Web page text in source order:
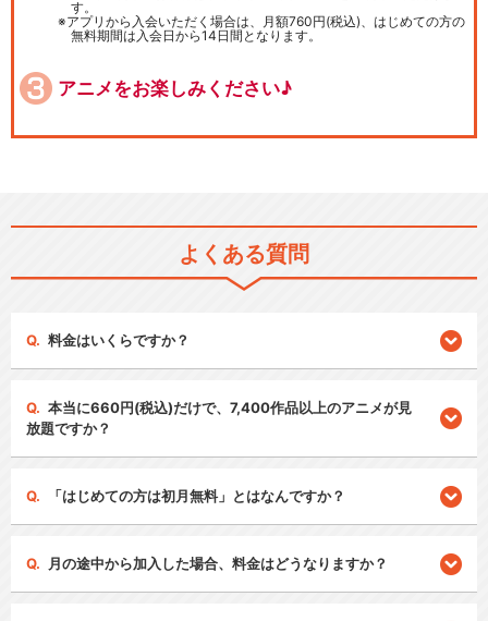
す。
アプリから入会いただく場合は、月額760円(税込)、はじめての方の
無料期間は入会日から14日間となります。
アニメをお楽しみください♪
よくある質問
料金はいくらですか？
本当に660円(税込)だけで、7,400作品以上のアニメが見
放題ですか？
「はじめての方は初月無料」とはなんですか？
月の途中から加入した場合、料金はどうなりますか？